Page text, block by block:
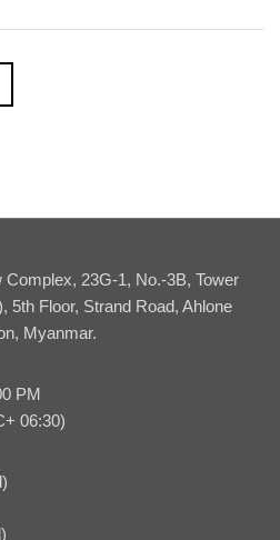
23G-1, No.-3B, Tower
5th Floor, Strand Road, Ahlone
Myanmar.
PM
06:30)